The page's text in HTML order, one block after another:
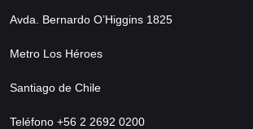
Avda. Bernardo O’Higgins 1825
Metro Los Héroes
Santiago de Chile
Teléfono +56 2 2692 0200